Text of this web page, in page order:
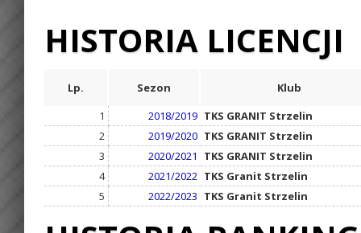
HISTORIA LICENCJI
Lp. Sezon
Klub
1
2018/2019 TKS GRANIT Strzelin
2
2019/2020 TKS GRANIT Strzelin
3
2020/2021
TKS GRANIT Strzelin
4
2021/2022 TKS Granit Strzelin
5
2022/2023 TKS Granit Strzelin